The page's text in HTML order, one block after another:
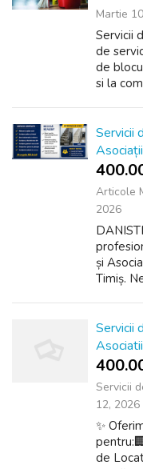
Martie
Servicii
de
de
si la
Servicii
Articole
2026
și
Timiș.
Servicii
Servicii
12, 2026
✨
de